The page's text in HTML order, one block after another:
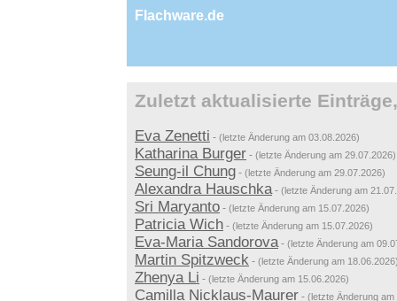
Flachware.de
Zuletzt aktualisierte
Eva Zenetti - (letzte Änderung am 03.08.2026)
Katharina Burger - (letzte Änderung am 29.07.2026)
Seung-il Chung - (letzte Änderung am 29.07.2026)
Alexandra Hauschka- (letzte Änderung am
Sri Maryanto - (letzte Änderung am 15.07.2026)
Patricia Wich - (letzte Änderung am 15.07.2026)
Eva-Maria Sandorova- (letzte Änderung am
Martin Spitzweck - (letzte Änderung am
Zhenya Li - (letzte Änderung am 15.06.2026)
Camilla Nicklaus-Maurer - (letzte Änderung am